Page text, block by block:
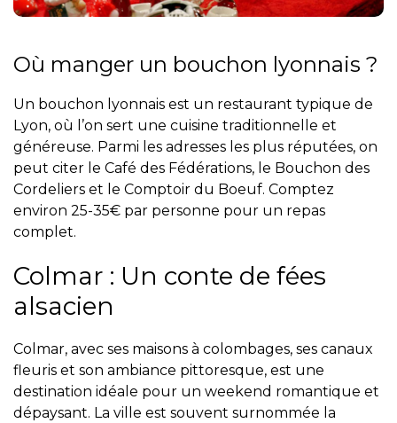
Où manger un bouchon lyonnais ?
Un bouchon lyonnais est un restaurant typique de
Lyon, où l’on sert une cuisine traditionnelle et
généreuse. Parmi les adresses les plus réputées, on
peut citer le Café des Fédérations, le Bouchon des
Cordeliers et le Comptoir du Boeuf. Comptez
environ 25-35€ par personne pour un repas
complet.
Colmar : Un conte de fées
alsacien
Colmar, avec ses maisons à colombages, ses canaux
fleuris et son ambiance pittoresque, est une
destination idéale pour un weekend romantique et
dépaysant. La ville est souvent surnommée la